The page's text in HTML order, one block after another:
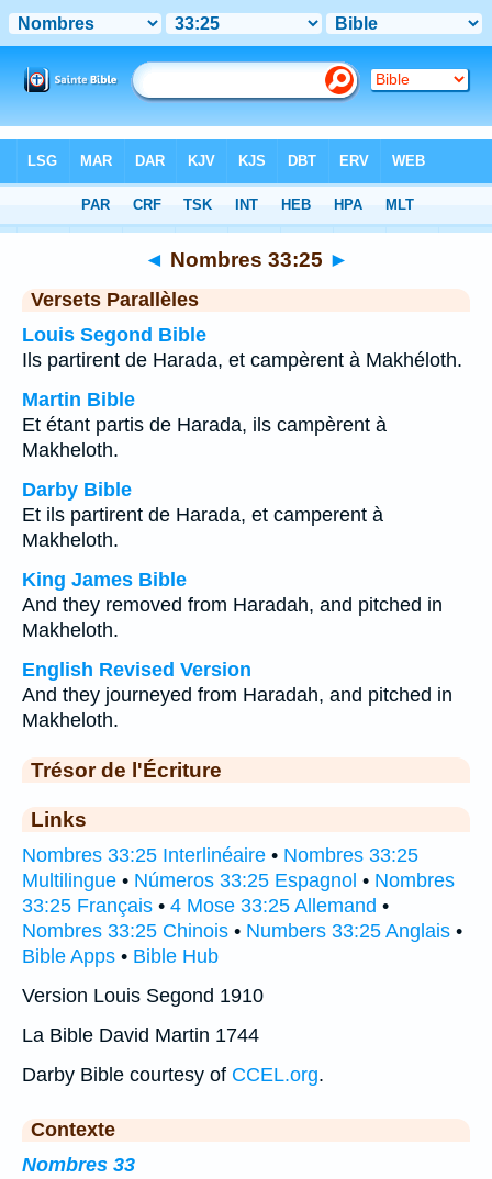
Chapitre 33> Verset 25
◄ Nombres 33:25 ►
Versets Parallèles
Louis Segond Bible
Ils partirent de Harada, et campèrent à Makhéloth.
Martin Bible
Et étant partis de Harada, ils campèrent à
Makheloth.
Darby Bible
Et ils partirent de Harada, et camperent à
Makheloth.
King James Bible
And they removed from Haradah, and pitched in
Makheloth.
English Revised Version
And they journeyed from Haradah, and pitched in
Makheloth.
Trésor de l'Écriture
Links
Nombres 33:25 Interlinéaire • Nombres 33:25
Multilingue • Números 33:25 Espagnol • Nombres
33:25 Français • 4 Mose 33:25 Allemand •
Nombres 33:25 Chinois • Numbers 33:25 Anglais •
Bible Apps • Bible Hub
Version Louis Segond 1910
La Bible David Martin 1744
Darby Bible courtesy of CCEL.org.
Contexte
Nombres 33